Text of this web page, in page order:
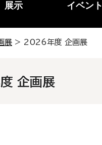
展示 イベント
展 > 2026年度 企画展
企画展